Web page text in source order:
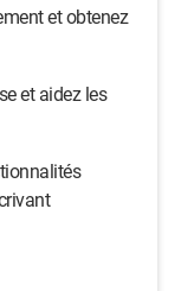
et obtenez
et aidez les